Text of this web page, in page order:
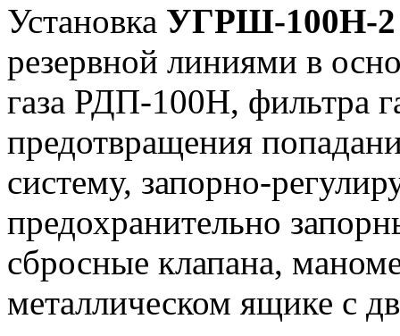
Установка УГРШ-100Н-
резервной линиями в
газа РДП-100Н, фильтра
предотвращения
систему, запорно-
предохранительно
сбросные клапана,
металлическом ящике с